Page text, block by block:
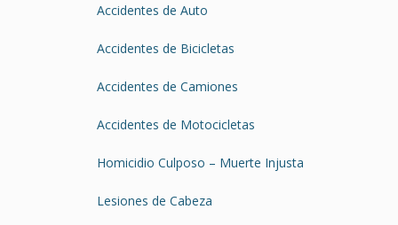
Accidentes de Auto
Accidentes de Bicicletas
Accidentes de Camiones
Accidentes de Motocicletas
Homicidio Culposo – Muerte Injusta
Lesiones de Cabeza